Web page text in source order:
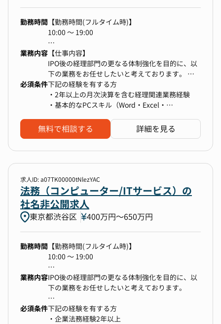
・選考フローの策定やコミュニケーション設計
※入社後オンボーディング期間は採用業務も一部
担当します。
※日程調整やデータ分析は別グループが担当しま
す。
▼キャリアパス
入社2~3年経過した後、適性・ご志向を鑑みて
HRBPや他部門へのキャリアチェンジも可能。
▼本ポジションの魅力
・役職間の隔たりがないフラットな組織のため、
経営メンバーや事業部責任者、部門長と密に連携
・経営の視点を意識しながら、組織課題の解決に
向けて機動的にアクションを取る経験を積める
・採用が事業成長のキードライバーになる場面は
多く、採用の影響力が大きいため、事業成長への
貢献を実感しながら採用に向き合える
・「企業としての魅力」を伝える手段は発展途上
のため、採用広報や候補者体験の設計に自由度が
ある
▼組織構成
HRBP統括部 Recruitingグループに所属します。
マネジャー含め10名弱の組織です。
勤務時間 【勤務時間(フルタイム時)】
10:00 〜 19:00
【勤務条件備考】
一部リモート可
フレックスタイム制
コアタイム：11時～15時
フレキシブルタイム：（始業）5時～11時（終
業）15時～22時
業務内容 【仕事内容】
IPO後の経理部門の更なる体制強化を目的に、以
下の業務をお任せしたいと考えております。
【業務詳細】
・日次経理業務（伝票起票、債権債務管理、経費
・決算業務（月次、四半期、年次）を取り纏める
財務会計業務
・税理士対応
・予実管理等の管理会計業務
必須条件下記の経験を有する方
・2年以上の月次決算を含む経理関連業務経験
・基本的なPCスキル（Word・Excel・
・簿記2級相当の知識
無料で相談する 詳細を見る
求人ID: a07TK00000tNlezYAC
法務（コンピューター/ITサービス）の
社名非公開求人
東京都渋谷区 400万円〜650万円
勤務時間 【勤務時間(フルタイム時)】
10:00 〜 19:00
【勤務条件備考】
一部リモート可
フレックスタイム制
コアタイム：11時～15時
フレキシブルタイム：（始業）5時～11時（終
業務内容IPO後の経理部門の更なる体制強化を目的に、以
下の業務をお任せしたいと考えております。
【業務詳細】
必須条件下記の経験を有する方
・企業法務経験2年以上